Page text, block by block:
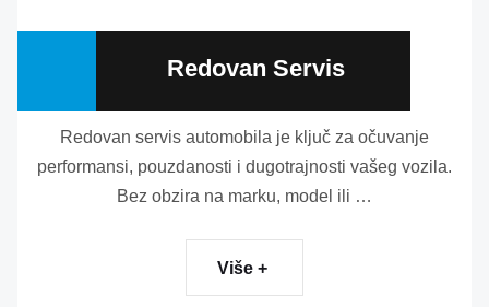
Redovan Servis
Redovan servis automobila je ključ za očuvanje
performansi, pouzdanosti i dugotrajnosti vašeg vozila.
Bez obzira na marku, model ili …
Više +